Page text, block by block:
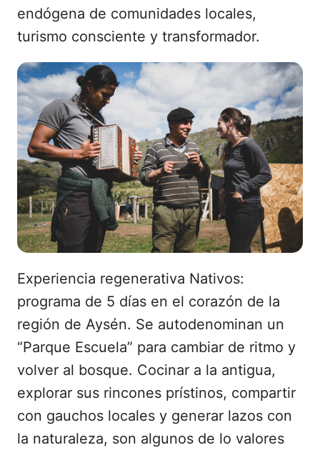
endógena de comunidades locales,
turismo consciente y transformador.
Experiencia regenerativa Nativos:
programa de 5 días en el corazón de la
región de Aysén. Se autodenominan un
“Parque Escuela” para cambiar de ritmo y
volver al bosque. Cocinar a la antigua,
explorar sus rincones prístinos, compartir
con gauchos locales y generar lazos con
la naturaleza, son algunos de lo valores